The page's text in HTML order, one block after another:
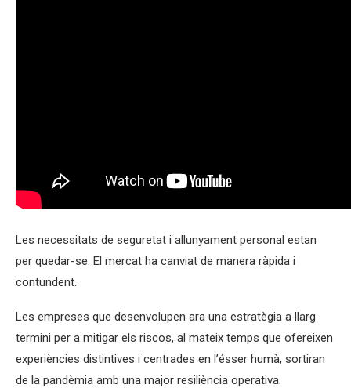
Les necessitats de seguretat i allunyament personal estan
per quedar-se. El mercat ha canviat de manera ràpida i
contundent.
Les empreses que desenvolupen ara una estratègia a llarg
termini per a mitigar els riscos, al mateix temps que ofereixen
experiències distintives i centrades en l’ésser humà, sortiran
de la pandèmia amb una major resiliència operativa.